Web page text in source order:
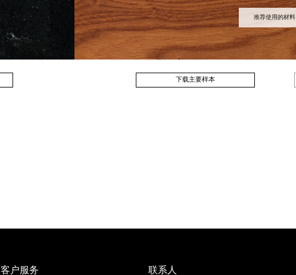
推荐使用的材料
下载主要样本
客户服务 联系人